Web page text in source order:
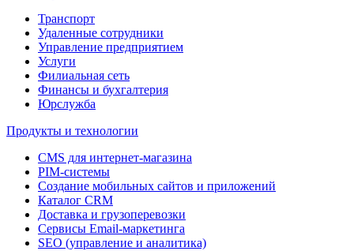
Транспорт
Удаленные сотрудники
Управление предприятием
Услуги
Филиальная сеть
Финансы и бухгалтерия
Юрслужба
Продукты и технологии
CMS для интернет-магазина
PIM-системы
Создание мобильных сайтов и приложений
Каталог CRM
Доставка и грузоперевозки
Сервисы Email-маркетинга
SEO (управление и аналитика)